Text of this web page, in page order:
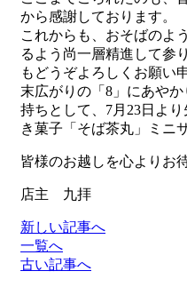
から感謝しております。
これからも、おそばのよ
るよう尚一層精進して参
もどうぞよろしくお願い
末広がりの「8」にあや
持ちとして、7月23日よ
き菓子「そば茶丸」ミニ
皆様のお越しを心よりお
店主 九拝
新しい記事へ
一覧へ
古い記事へ